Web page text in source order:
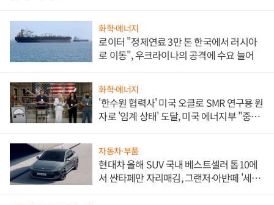
화학·에너지
로이터 "정제연료 3만 톤 한국에서 러시아
로 이동", 우크라이나의 공격에 수요 늘어
화학·에너지
'한수원 협력사' 미국 오클로 SMR 연구용 원
자로 '임계 상태' 도달, 미국 에너지부 "중요
자동차·부품
현대차 올해 SUV 국내 베스트셀러 톱10에
서 싼타페만 자리매김, 그랜저·아반떼 '세단